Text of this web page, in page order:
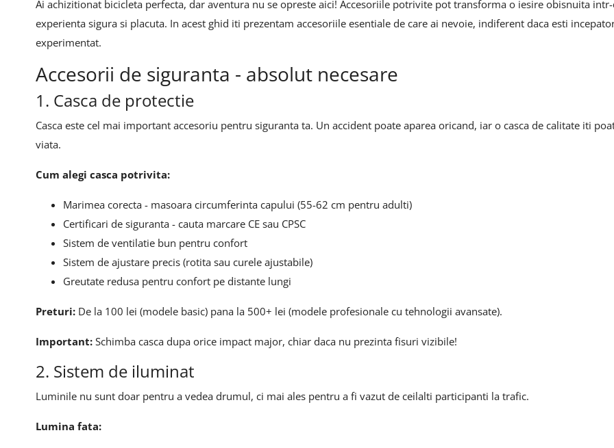
Ai achizitionat bicicleta perfecta, dar aventura nu se opreste aici! Accesoriile potrivite pot transforma o iesire obisnuita
experienta sigura si placuta. In acest ghid iti prezentam accesoriile esentiale de care ai nevoie, indiferent daca esti
experimentat.
Accesorii de siguranta - absolut necesare
1. Casca de protectie
Casca este cel mai important accesoriu pentru siguranta ta. Un accident poate aparea oricand, iar o casca de calitate iti
viata.
Cum alegi casca potrivita:
Marimea corecta - masoara circumferinta capului (55-62 cm pentru adulti)
Certificari de siguranta - cauta marcare CE sau CPSC
Sistem de ventilatie bun pentru confort
Sistem de ajustare precis (rotita sau curele ajustabile)
Greutate redusa pentru confort pe distante lungi
Preturi: De la 100 lei (modele basic) pana la 500+ lei (modele profesionale cu tehnologii avansate).
Important: Schimba casca dupa orice impact major, chiar daca nu prezinta fisuri vizibile!
2. Sistem de iluminat
Luminile nu sunt doar pentru a vedea drumul, ci mai ales pentru a fi vazut de ceilalti participanti la trafic.
Lumina fata: